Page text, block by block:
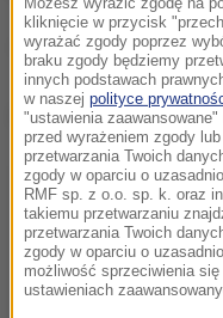
Jego słowa cytuje
Dalsza część
kliknięcie w przycisk
wyrażać zgody poprzez
braku zgody będziemy
innych podstawach
w naszej polityce
"ustawienia
przed wyrażeniem zgody
przetwarzania Twoich
zgody w oparciu o
RMF sp. z o.o. sp. k. oraz
takiemu przetwarzaniu
przetwarzania Twoich
zgody w oparciu o
możliwość sprzeciwienia
ustawieniach